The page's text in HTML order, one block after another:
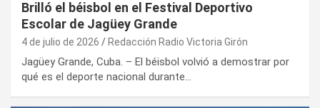
Brilló el béisbol en el Festival Deportivo
Escolar de Jagüey Grande
4 de julio de 2026 Redacción Radio Victoria Girón
Jagüey Grande, Cuba. – El béisbol volvió a demostrar por
qué es el deporte nacional durante…